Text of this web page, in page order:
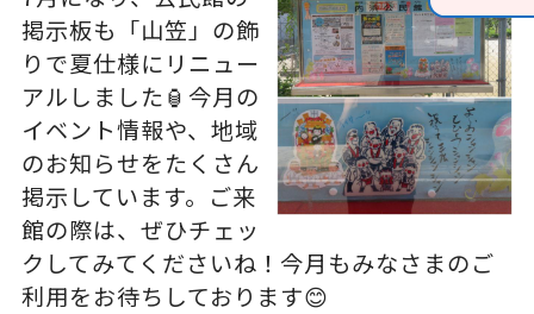
掲示板も「山笠」の飾
りで夏仕様にリニュー
アルしました🏮今月の
イベント情報や、地域
のお知らせをたくさん
掲示しています。ご来
館の際は、ぜひチェッ
クしてみてくださいね！今月もみなさまのご
利用をお待ちしております😊